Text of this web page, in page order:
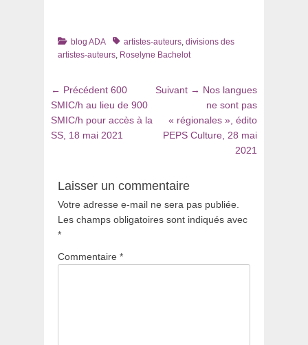
Catégories
blog ADA Tagsartistes-auteurs, divisions des
artistes-auteurs, Roselyne Bachelot
Navigation
de
l’article
← Précédent Article
précédent
:
600
SMIC/h au lieu de 900
SMIC/h pour accès à la
SS, 18 mai 2021
Suivant → Article
suivant
:
Nos langues
ne sont pas
« régionales », édito
PEPS Culture, 28 mai
2021
Laisser un commentaire
Votre adresse e-mail ne sera pas publiée.
Les champs obligatoires sont indiqués avec
*
Commentaire *